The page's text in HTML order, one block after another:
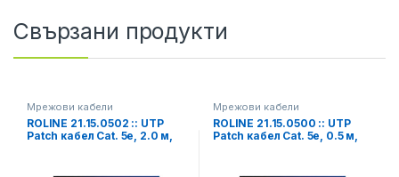
Свързани продукти
Мрежови кабели
ROLINE 21.15.0502 :: UTP
Patch кабел Cat. 5e, 2.0 м,
Мрежови кабели
ROLINE 21.15.0500 :: UTP
Patch кабел Cat. 5e, 0.5 м,